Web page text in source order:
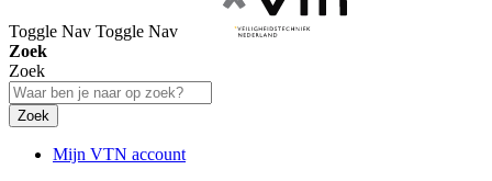
Toggle Nav Toggle Nav
Zoek
Zoek
Zoek
Mijn VTN account